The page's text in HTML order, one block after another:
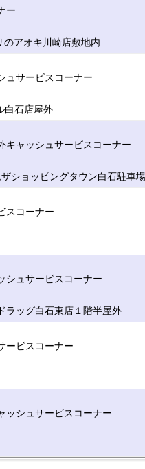
ー
アオキ川崎店敷地内
ュサービスコーナー
白石店屋外
キャッシュサービスコーナー
ョッピングタウン白石駐車場
スコーナー
シュサービスコーナー
ッグ白石東店１階半屋外
ービスコーナー
ッシュサービスコーナー